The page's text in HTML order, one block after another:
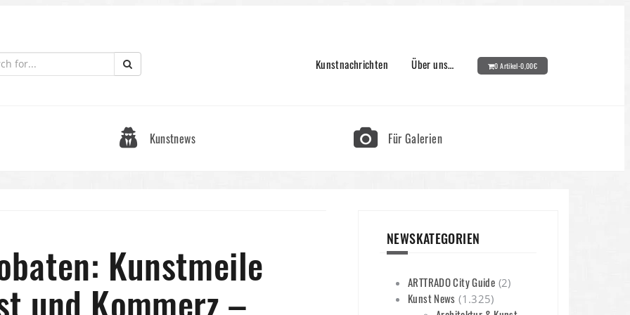
Kunstnachrichten Über uns… 0 Artikel-0,00€
Kunstnews Für Galerien
Kunstmeile
und Kommerz –
NEWSKATEGORIEN
ARTTRADO City Guide (2)
Kunst News (1.325)